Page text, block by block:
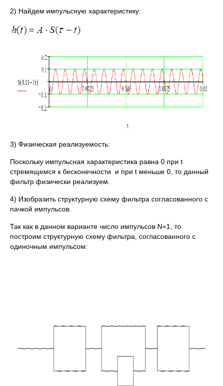
2) Найдем импульсную характеристику:
3) Физическая реализуемость:
Поскольку импульсная характеристика равна 0 при t
стремящемся к бесконечности и при t меньше 0, то данный
фильтр физически реализуем.
4) Изобразить структурную схему фильтра согласованного с
пачкой импульсов.
Так как в данном варианте число импульсов N=1, то
построим структурную схему фильтра, согласованного с
одиночным импульсом: